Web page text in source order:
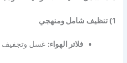
1) تنظيف شامل ومنهجي
فلاتر الهواء: غسل وتجفيف